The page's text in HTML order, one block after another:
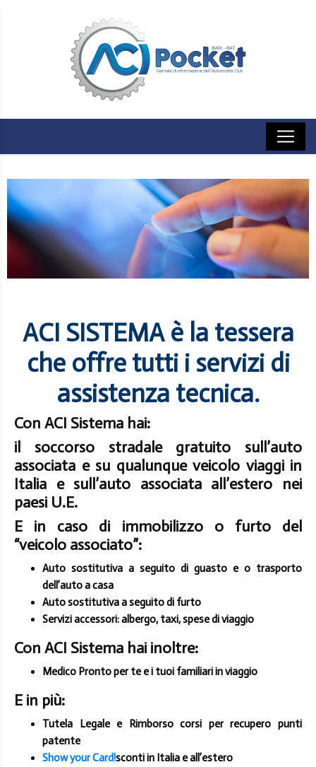
ACI SISTEMAè la tessera
che offre tutti i servizi di
assistenza tecnica.
Con ACI Sistema hai:
il soccorso stradale gratuito sull’auto
associata e su qualunque veicolo viaggi in
Italia e sull’auto associata all’estero nei
paesi U.E.
E in caso di immobilizzo o furto del
“veicolo associato”:
Auto sostitutiva a seguito di guasto e o trasporto
dell’auto a casa
Auto sostitutiva a seguito di furto
Servizi accessori: albergo, taxi, spese di viaggio
Con ACI Sistema hai inoltre:
Medico Pronto per te e i tuoi familiari in viaggio
E in più:
Tutela Legale e Rimborso corsi per recupero punti
patente
Show your Card!sconti in Italia e all’estero